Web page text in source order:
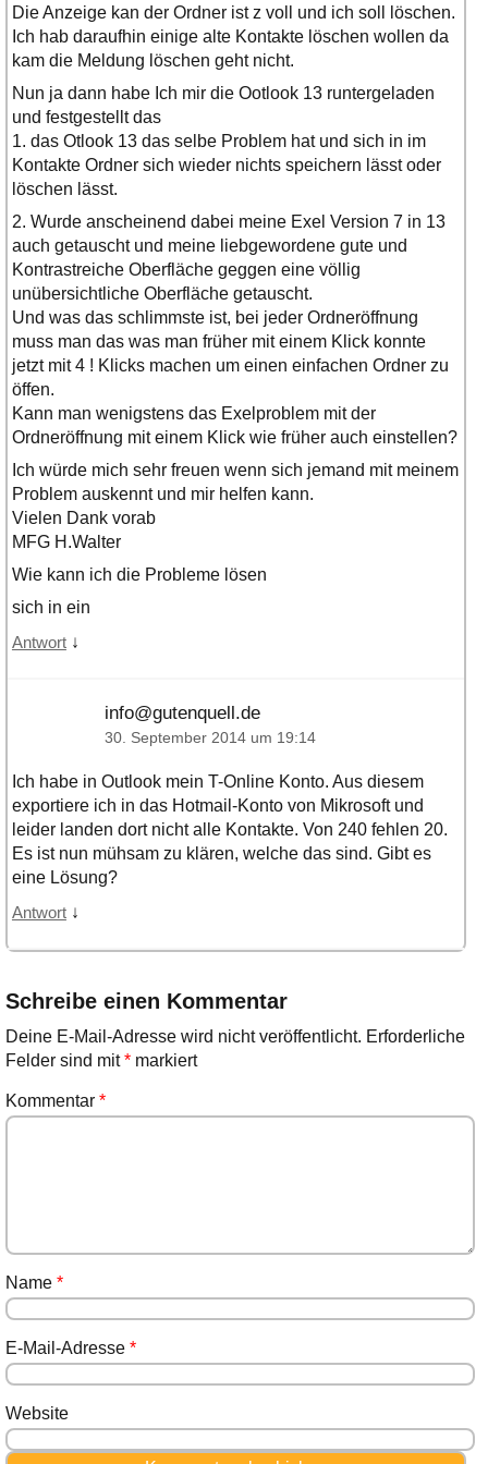
Die Anzeige kan der Ordner ist z voll und ich soll löschen.
Ich hab daraufhin einige alte Kontakte löschen wollen da
kam die Meldung löschen geht nicht.
Nun ja dann habe Ich mir die Ootlook 13 runtergeladen
und festgestellt das
1. das Otlook 13 das selbe Problem hat und sich in im
Kontakte Ordner sich wieder nichts speichern lässt oder
löschen lässt.
2. Wurde anscheinend dabei meine Exel Version 7 in 13
auch getauscht und meine liebgewordene gute und
Kontrastreiche Oberfläche geggen eine völlig
unübersichtliche Oberfläche getauscht.
Und was das schlimmste ist, bei jeder Ordneröffnung
muss man das was man früher mit einem Klick konnte
jetzt mit 4 ! Klicks machen um einen einfachen Ordner zu
öffen.
Kann man wenigstens das Exelproblem mit der
Ordneröffnung mit einem Klick wie früher auch einstellen?
Ich würde mich sehr freuen wenn sich jemand mit meinem
Problem auskennt und mir helfen kann.
Vielen Dank vorab
MFG H.Walter
Wie kann ich die Probleme lösen
sich in ein
Antwort ↓
info@gutenquell.de
30. September 2014 um 19:14
Ich habe in Outlook mein T-Online Konto. Aus diesem
exportiere ich in das Hotmail-Konto von Mikrosoft und
leider landen dort nicht alle Kontakte. Von 240 fehlen 20.
Es ist nun mühsam zu klären, welche das sind. Gibt es
eine Lösung?
Antwort ↓
Schreibe einen Kommentar
Deine E-Mail-Adresse wird nicht veröffentlicht. Erforderliche
Felder sind mit*markiert
Kommentar *
Name *
E-Mail-Adresse *
Website